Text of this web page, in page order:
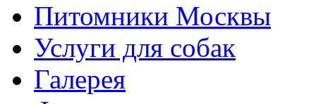
Питомники Москвы
Услуги для собак
Галерея